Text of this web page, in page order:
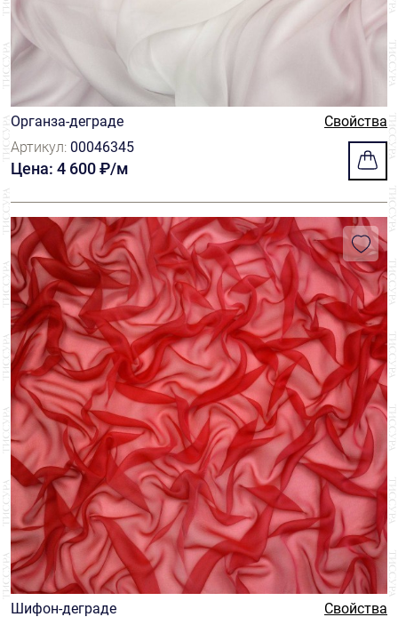
Органза-деграде
Свойства
Артикул: 00046345
Цена: 4 600 ₽/м
Шифон-деграде Свойства